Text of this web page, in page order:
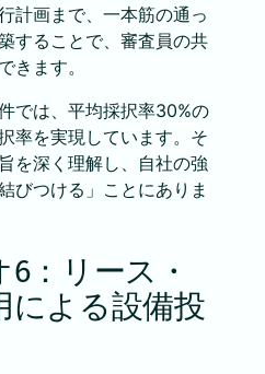
計画まで、一本筋の通っ
することで、審査員の共
きます。
では、平均採択率30%の
率を実現しています。そ
を深く理解し、自社の強
びつける」ことにありま
：リース・
による設備投